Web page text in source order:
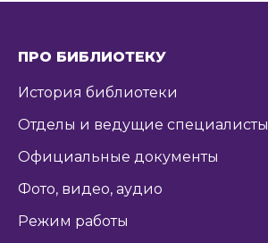
ПРО БИБЛИОТЕКУ
История библиотеки
Отделы и ведущие специалисты
Официальные документы
Фото, видео, аудио
Режим работы